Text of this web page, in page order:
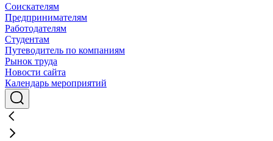
Соискателям
Предпринимателям
Работодателям
Студентам
Путеводитель по компаниям
Рынок труда
Новости сайта
Календарь мероприятий